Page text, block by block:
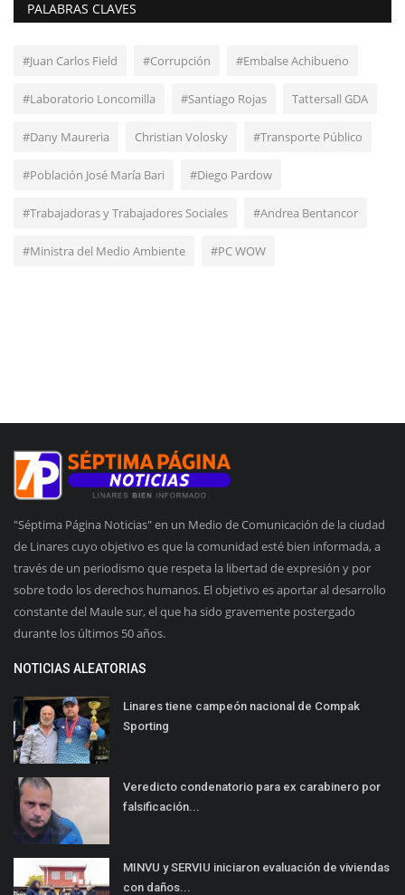
PALABRAS CLAVES
#Juan Carlos Field #Corrupción #Embalse Achibueno
#Laboratorio Loncomilla #Santiago Rojas Tattersall GDA
#Dany Maureria Christian Volosky #Transporte Público
#Población José María Bari #Diego Pardow
#Trabajadoras y Trabajadores Sociales #Andrea Bentancor
#Ministra del Medio Ambiente #PC WOW
"Séptima Página Noticias" en un Medio de Comunicación de la ciudad
de Linares cuyo objetivo es que la comunidad esté bien informada, a
través de un periodismo que respeta la libertad de expresión y por
sobre todo los derechos humanos. El objetivo es aportar al desarrollo
constante del Maule sur, el que ha sido gravemente postergado
durante los últimos 50 años.
NOTICIAS ALEATORIAS
Linares tiene campeón nacional de Compak
Sporting
Veredicto condenatorio para ex carabinero por
falsificación...
MINVU y SERVIU iniciaron evaluación de viviendas
con daños...